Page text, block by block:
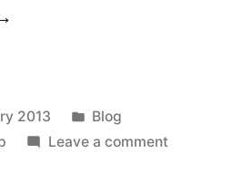
2013
Posted
in
Blog
Leave a commenton